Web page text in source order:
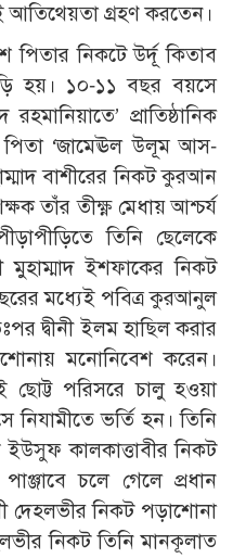
আতিথেয়তা গ্রহণ করতেন।
পিতার নিকটে উর্দূ কিতাব
হয়। ১০-১১ বছর বয়সে
প্রাতিষ্ঠানিক
‘জামেঊল উলূম আস-
বাশীরের নিকট কুরআন
তাঁর তীক্ষ্ণ মেধায় আশ্চর্য
তিনি ছেলেকে
মুহাম্মাদ ইশফাকের নিকট
মধ্যেই পবিত্র কুরআনুল
দ্বীনী ইলম হাছিল করার
মনোনিবেশ করেন।
ছোট্ট পরিসরে চালু হওয়া
ভর্তি হন। তিনি
ইউসুফ কালকাত্তাবীর নিকট
চলে গেলে প্রধান
দেহলভীর নিকট পড়াশোনা
নিকট তিনি মানকূলাত